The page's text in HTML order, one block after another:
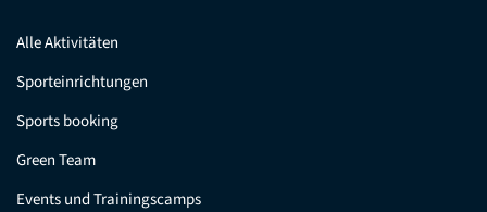
Alle Aktivitäten
Sporteinrichtungen
Sports booking
Green Team
Events und Trainingscamps